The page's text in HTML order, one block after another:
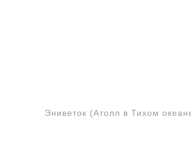
Эниветок (Атолл в Тихом